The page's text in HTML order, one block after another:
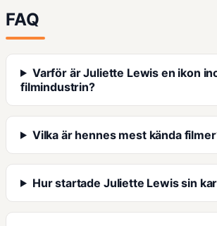
FAQ
Varför är Juliette Lewis en ikon
filmindustrin?
Vilka är hennes mest kända
Hur startade Juliette Lewis sin